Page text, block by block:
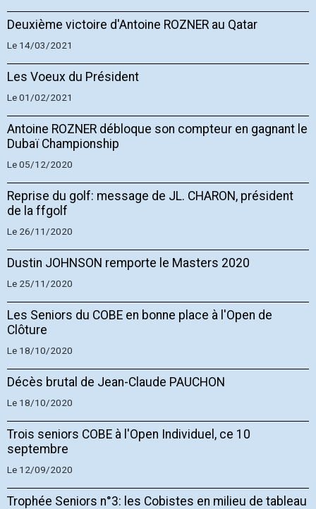
Deuxième victoire d'Antoine ROZNER au Qatar
Le 14/03/2021
Les Voeux du Président
Le 01/02/2021
Antoine ROZNER débloque son compteur en gagnant le
Dubaï Championship
Le 05/12/2020
Reprise du golf: message de JL. CHARON, président
de la ffgolf
Le 26/11/2020
Dustin JOHNSON remporte le Masters 2020
Le 25/11/2020
Les Seniors du COBE en bonne place à l'Open de
Clôture
Le 18/10/2020
Décès brutal de Jean-Claude PAUCHON
Le 18/10/2020
Trois seniors COBE à l'Open Individuel, ce 10
septembre
Le 12/09/2020
Trophée Seniors n°3: les Cobistes en milieu de tableau